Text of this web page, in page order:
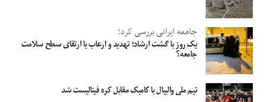
جامعه ایرانی بررسی کرد؛
یک روز با گشت ارشاد؛ تهدید و ارعاب یا ارتقای سطح سلامت
جامعه؟
تیم ملی والیبال با کامبک مقابل کره فینالیست شد